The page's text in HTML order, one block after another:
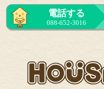
電話する
088-652-3016